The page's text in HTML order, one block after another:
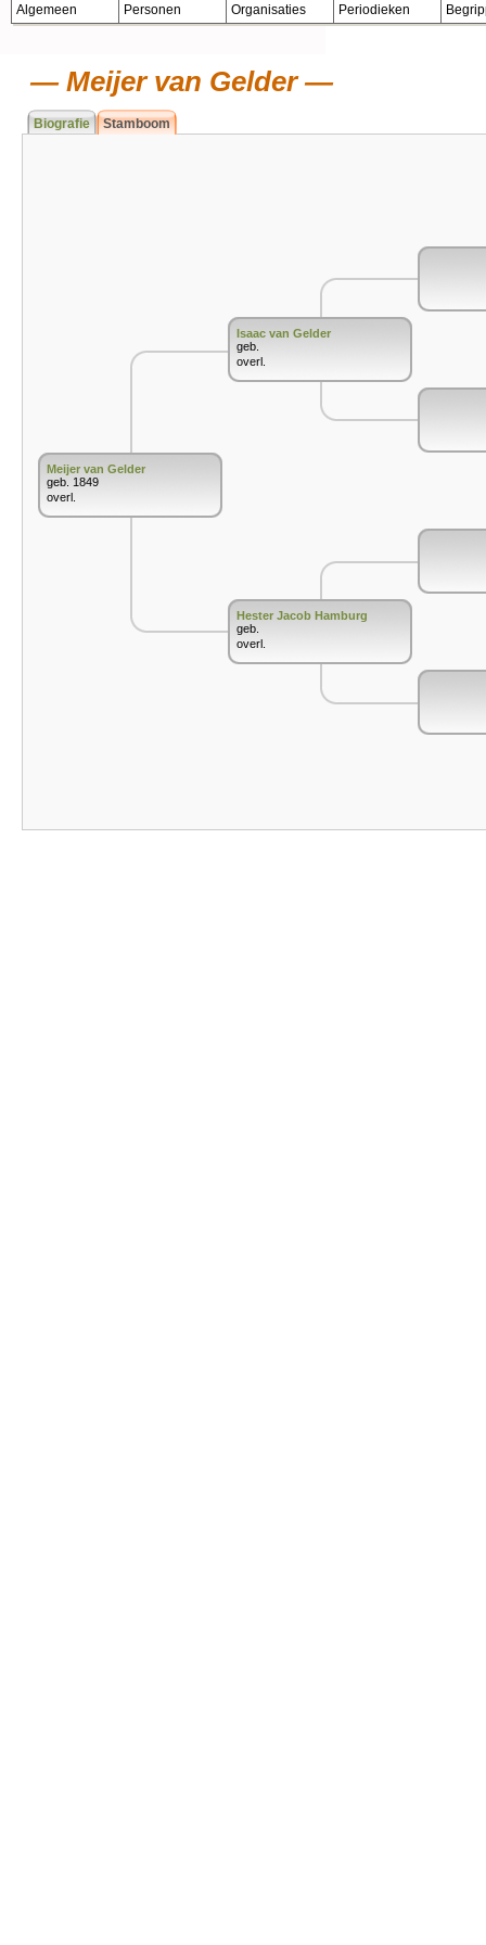
Algemeen Personen Organisaties Periodieken
Meijer van Gelder
Biografie Stamboom
Meijer van Gelder
geb. 1849
overl.
Isaac van Gelder
geb.
overl.
Hester Jacob Hamburg
geb.
overl.